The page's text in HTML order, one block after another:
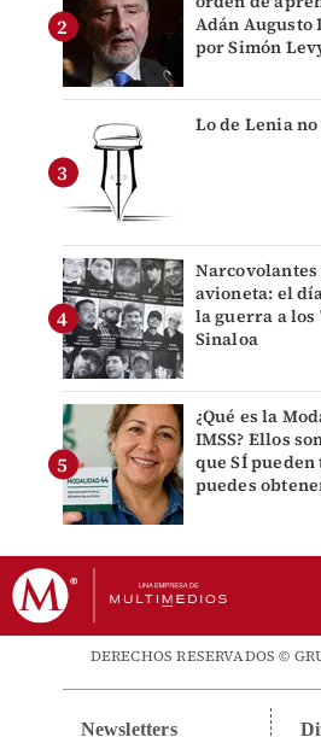
Adán
por Simón
Lo de Lenia
avioneta: el
la guerra a
Sinaloa
¿Qué es la
IMSS? Ellos
que SÍ
puedes
DERECHOS RESERVADOS ©
Newsletters